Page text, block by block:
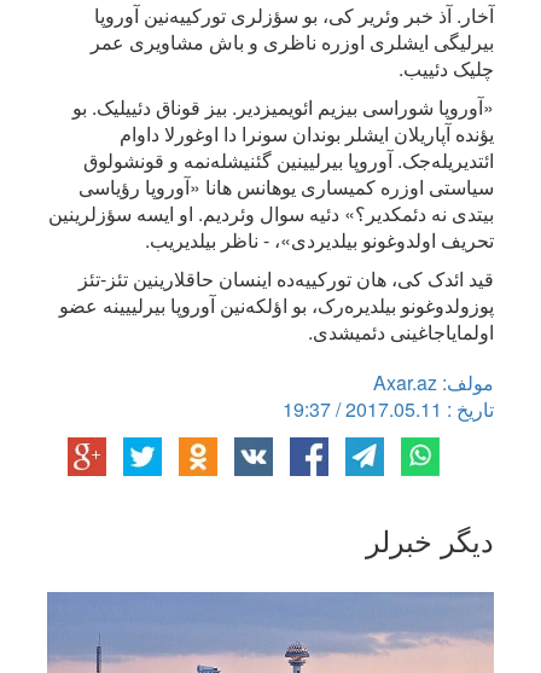
آخار. آذ خبر وئریر کی، بو سؤزلری تورکییه‌نین آوروپا
بیرلیگی ایشلری اوزره ناظری و باش مشاویری عمر
چلیک دئییب.
«آوروپا شوراسی بیزیم ائویمیزدیر. بیز قوناق دئییلیک. بو
یؤنده آپاریلان ایشلر بوندان سونرا دا اوغورلا داوام
ائتدیریله‌جک. آوروپا بیرلیینین گئنیشله‌نمه و قونشولوق
سیاستی اوزره کمیساری یوهانس هانا «آوروپا رؤیاسی
بیتدی نه دئمکدیر؟» دئیه سوال وئردیم. او ایسه سؤزلرینین
تحریف اولدوغونو بیلدیردی»، - ناظر بیلدیریب.
قید ائدک کی، هان تورکییه‌ده اینسان حاقلارینین تئز-تئز
پوزولدوغونو بیلدیره‌رک، بو اؤلکه‌نین آوروپا بیرلییینه عضو
اولمایاجاغینی دئمیشدی.
مولف: Axar.az
تاریخ : 2017.05.11 / 19:37
دیگر خبرلر